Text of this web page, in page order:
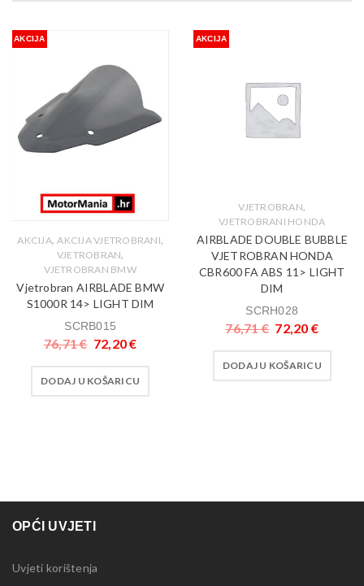
AKCIJA
AKCIJA, AKCIJA VJETROBRANI,
VJETROBRAN,
VJETROBRAN BMW
Vjetrobran AIRBLADE BMW
S1000R 14> LIGHT DIM
SCRB015
76,71€ 72,20€
DODAJ U KOŠARICU
AKCIJA
VJETROBRAN,
VJETROBRANI HONDA
AIRBLADE DOUBLE BUBBLE
VJETROBRAN HONDA
CBR600 FA ABS 11> LIGHT
DIM
SCRH028
76,71€ 72,20 €
DODAJ U KOŠARICU
OPĆI UVJETI
Uvjeti korištenja